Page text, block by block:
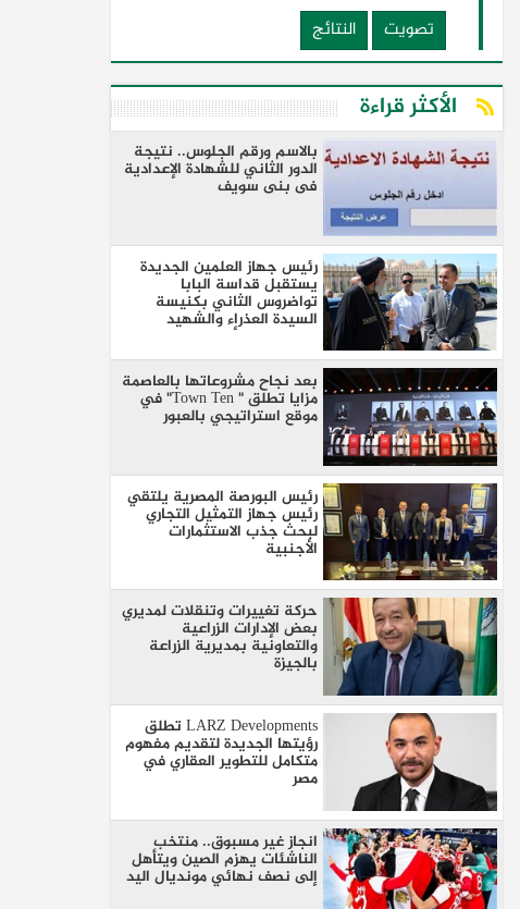
تصويت
النتائج
الأكثر قراءة
بالاسم ورقم الجلوس.. نتيجة
الدور الثاني للشهادة الإعدادية
فى بنى سويف
رئيس جهاز العلمين الجديدة
يستقبل قداسة البابا
تواضروس الثاني بكنيسة
السيدة العذراء والشهيد
مارجرجس والأمير تادرس
بعد نجاح مشروعاتها بالعاصمة
مزايا تطلق " Town Ten" في
موقع استراتيجي بالعبور
رئيس البورصة المصرية يلتقي
رئيس جهاز التمثيل التجاري
لبحث جذب الاستثمارات
الأجنبية
حركة تغييرات وتنقلات لمديري
بعض الإدارات الزراعية
والتعاونية بمديرية الزراعة
بالجيزة
LARZ Developments تطلق
رؤيتها الجديدة لتقديم مفهوم
متكامل للتطوير العقاري في
مصر
انجاز غير مسبوق.. منتخب
الناشئات يهزم الصين ويتأهل
إلى نصف نهائي مونديال اليد